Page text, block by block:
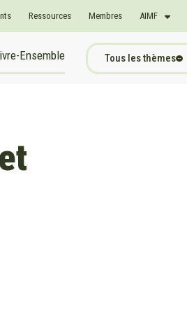
Ressources Membres AIMF
Ensemble Tous les thèmes